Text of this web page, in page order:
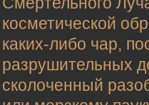
косметической
каких-либо чар,
разрушительных
сколоченный